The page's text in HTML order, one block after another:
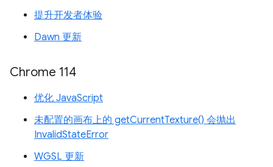
提升开发者体验
Dawn 更新
Chrome 114
优化 JavaScript
未配置的画布上的 getCurrentTexture() 会抛出
InvalidStateError
WGSL 更新